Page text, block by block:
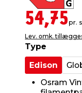
54,75pr.
Lev. omk.
Type
Edison
Osram